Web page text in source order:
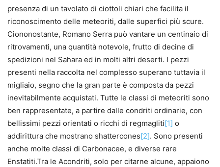
presenza di un tavolato di ciottoli chiari che facilita il
riconoscimento delle meteoriti, dalle superfici più scure.
Ciononostante, Romano Serra può vantare un centinaio di
ritrovamenti, una quantità notevole, frutto di decine di
spedizioni nel Sahara ed in molti altri deserti. I pezzi
presenti nella raccolta nel complesso superano tuttavia il
migliaio, segno che la gran parte è composta da pezzi
inevitabilmente acquistati. Tutte le classi di meteoriti sono
ben rappresentate, a partire dalle condriti ordinarie, con
bellissimi pezzi orientati o ricchi di regmagliti[1] o
addirittura che mostrano shattercones[2]. Sono presenti
anche molte classi di Carbonacee, e diverse rare
Enstatiti.Tra le Acondriti, solo per citarne alcune, appaiono